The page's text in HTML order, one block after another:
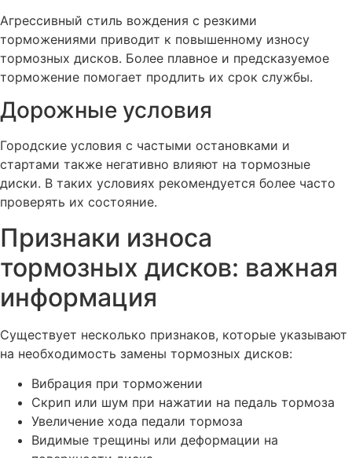
Агрессивный стиль вождения с резкими
торможениями приводит к повышенному износу
тормозных дисков. Более плавное и предсказуемое
торможение помогает продлить их срок службы.
Дорожные условия
Городские условия с частыми остановками и
стартами также негативно влияют на тормозные
диски. В таких условиях рекомендуется более часто
проверять их состояние.
Признаки износа
тормозных дисков: важная
информация
Существует несколько признаков, которые указывают
на необходимость замены тормозных дисков:
Вибрация при торможении
Скрип или шум при нажатии на педаль тормоза
Увеличение хода педали тормоза
Видимые трещины или деформации на